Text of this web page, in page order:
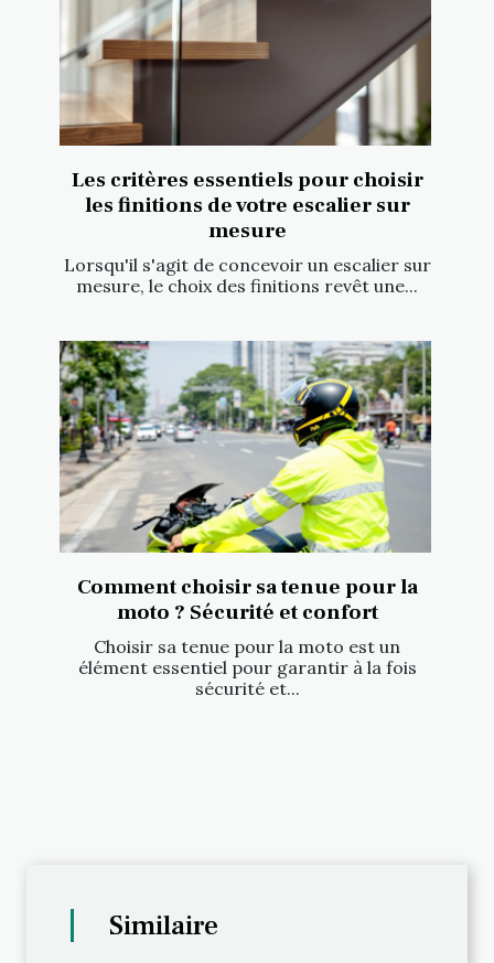
Les critères essentiels pour choisir
les finitions de votre escalier sur
mesure
Lorsqu'il s'agit de concevoir un escalier sur
mesure, le choix des finitions revêt une...
Comment choisir sa tenue pour la
moto ? Sécurité et confort
Choisir sa tenue pour la moto est un
élément essentiel pour garantir à la fois
sécurité et...
Similaire